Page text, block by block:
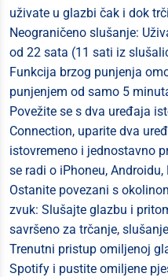
uživate u glazbi čak i dok
Neograničeno slušanje:
od 22 sata (11 sati iz
Funkcija brzog punjenja
punjenjem od samo 5
Povežite se s dva uređaja
Connection, uparite dva
istovremeno i jednostavno
se radi o iPhoneu, Androidu,
Ostanite povezani s
zvuk: Slušajte glazbu i
savršeno za trčanje,
Trenutni pristup omiljenoj
Spotify i pustite omiljene